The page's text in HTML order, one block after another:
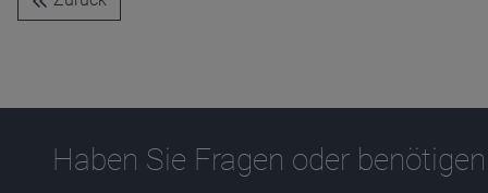
Haben Sie Fragen oder